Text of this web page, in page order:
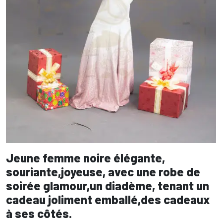
Jeune femme noire élégante,
souriante,joyeuse, avec une robe de
soirée glamour,un diadème, tenant un
cadeau joliment emballé,des cadeaux
à ses côtés.